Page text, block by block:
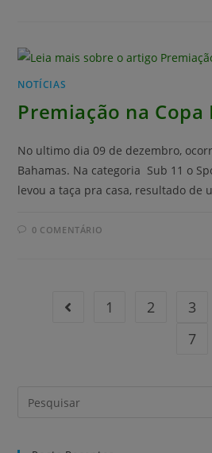
NOTÍCIAS
Premiação na Copa
No ultimo dia 09 de dezembro,
Bahamas. Na categoria Sub 11 o
levou a taça pra casa, resultado de
0 COMENTÁRIO
1 2 3
7